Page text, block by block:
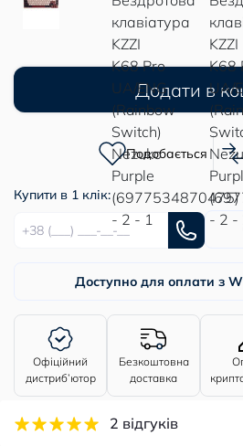
Додати в
Подобається
Купити в 1 клік:
Доступно для оплати з
Офіційний
дистриб’ютор
Безкоштовна
доставка
2 відгуків